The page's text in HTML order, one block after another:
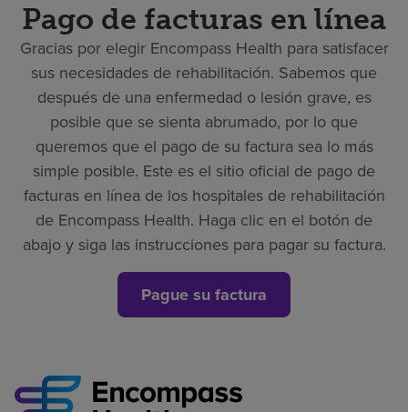
Pago de facturas en línea
Gracias por elegir Encompass Health para satisfacer
sus necesidades de rehabilitación. Sabemos que
después de una enfermedad o lesión grave, es
posible que se sienta abrumado, por lo que
queremos que el pago de su factura sea lo más
simple posible. Este es el sitio oficial de pago de
facturas en línea de los hospitales de rehabilitación
de Encompass Health. Haga clic en el botón de
abajo y siga las instrucciones para pagar su factura.
Pague su factura